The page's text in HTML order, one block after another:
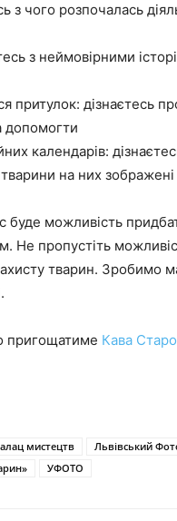
з чого розпочалась
з неймовірними
притулок: дізнаєтесь
допомогти
календарів:
на них зображені і
буде можливість
Не пропустіть
тварин. Зробимо
пригощатиме Кава
мистецтв Львівський
УФОТО